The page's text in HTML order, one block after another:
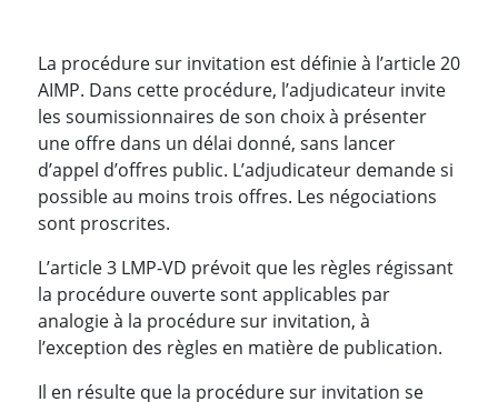
La procédure sur invitation est définie à l’article 20
AIMP. Dans cette procédure, l’adjudicateur invite
les soumissionnaires de son choix à présenter
une offre dans un délai donné, sans lancer
d’appel d’offres public. L’adjudicateur demande si
possible au moins trois offres. Les négociations
sont proscrites.
L’article 3 LMP-VD prévoit que les règles régissant
la procédure ouverte sont applicables par
analogie à la procédure sur invitation, à
l’exception des règles en matière de publication.
Il en résulte que la procédure sur invitation se